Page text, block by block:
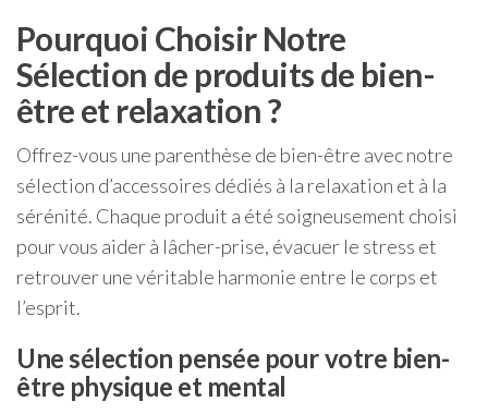
Pourquoi Choisir Notre
Sélection de produits de bien-
être et relaxation ?
Offrez-vous une parenthèse de bien-être avec notre
sélection d’accessoires dédiés à la relaxation et à la
sérénité. Chaque produit a été soigneusement choisi
pour vous aider à lâcher-prise, évacuer le stress et
retrouver une véritable harmonie entre le corps et
l’esprit.
Une sélection pensée pour votre bien-
être physique et mental